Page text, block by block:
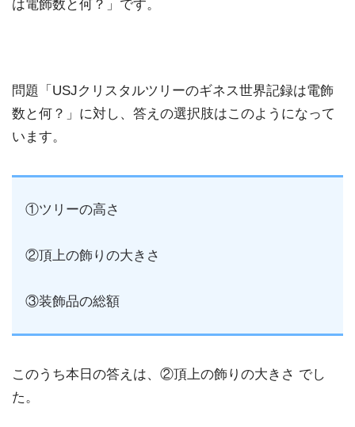
は電飾数と何？」です。
問題「USJクリスタルツリーのギネス世界記録は電飾
数と何？」に対し、答えの選択肢はこのようになって
います。
①ツリーの高さ
②頂上の飾りの大きさ
③装飾品の総額
このうち本日の答えは、②頂上の飾りの大きさ でし
た。